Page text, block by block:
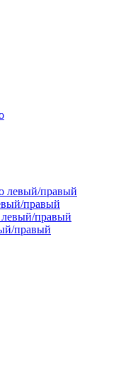
левый/правый
правый
правый
правый